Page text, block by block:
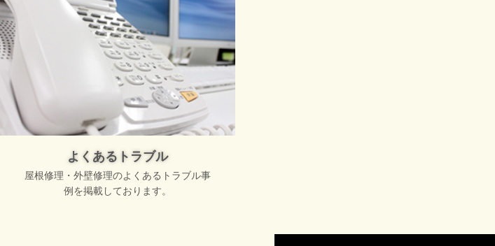
よくあるトラブル
屋根修理・外壁修理のよくあるトラブル事
例を掲載しております。